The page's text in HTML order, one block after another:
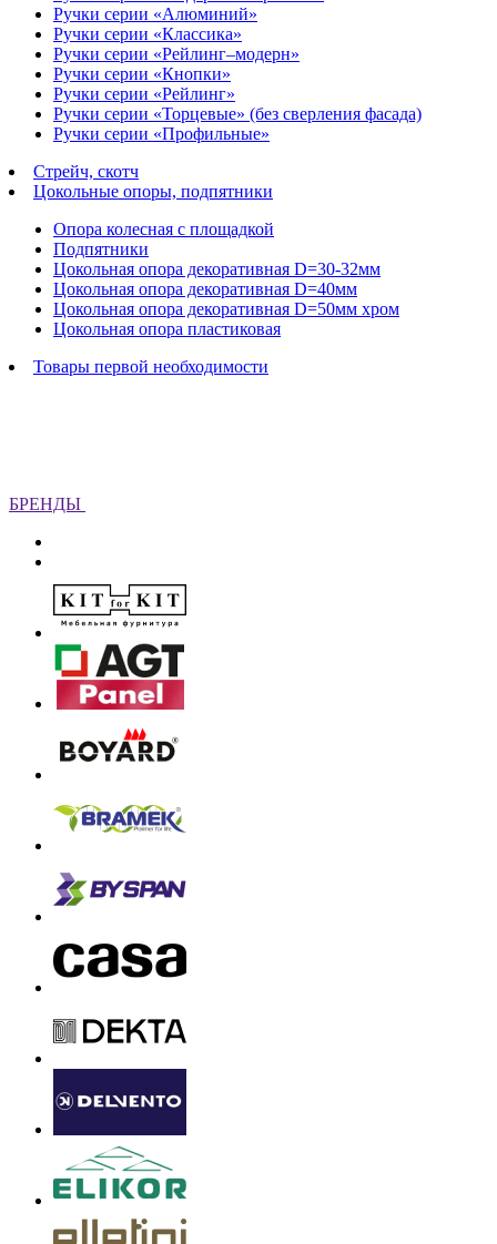
Ручки серии «Алюминий»
Ручки серии «Классика»
Ручки серии «Рейлинг–модерн»
Ручки серии «Кнопки»
Ручки серии «Рейлинг»
Ручки серии «Торцевые» (без сверления фасада)
Ручки серии «Профильные»
Стрейч, скотч
Цокольные опоры, подпятники
Опора колесная с площадкой
Подпятники
Цокольная опора декоративная D=30-32мм
Цокольная опора декоративная D=40мм
Цокольная опора декоративная D=50мм хром
Цокольная опора пластиковая
Товары первой необходимости
БРЕНДЫ